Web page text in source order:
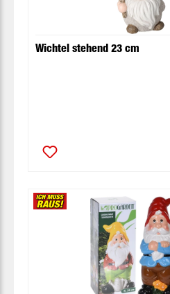
Wichtel stehend 23 cm